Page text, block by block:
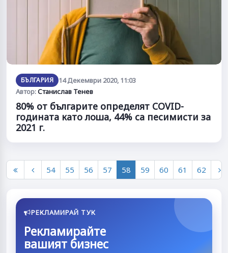
БЪЛГАРИЯ 14 Декември 2020, 11:03
Автор:Станислав Тенев
80% от българите определят COVID-
годината като лоша, 44% са песимисти за
2021 г.
54 55 56 57 58 59 60 61 62
РЕКЛАМИРАЙ ТУК
Рекламирайте
вашият бизнес